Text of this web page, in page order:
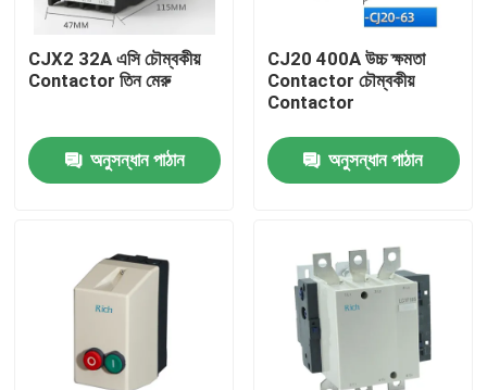
আমাদের সম্পর্কে
CJX2 32A এসি চৌম্বকীয়
Contactor তিন মেরু
অনুসন্ধান পাঠান
CJ20 400A উচ্চ ক্ষমতা
Contactor চৌম্বকীয়
Contactor
অনুসন্ধান পাঠান